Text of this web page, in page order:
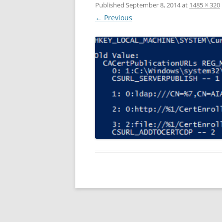
Published September 8, 2014at 1485 × 320
← Previous